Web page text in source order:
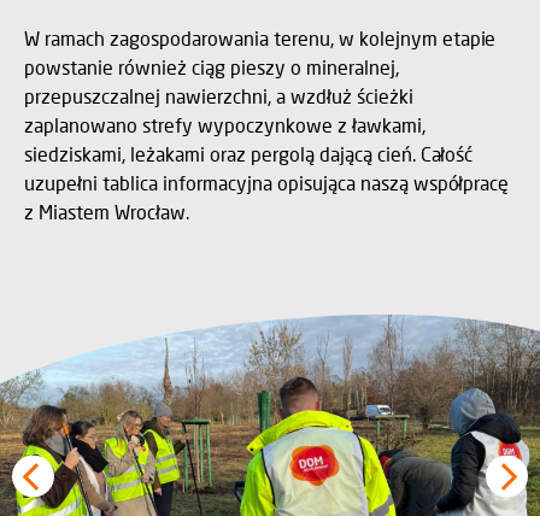
W ramach zagospodarowania terenu, w kolejnym etapie
powstanie również ciąg pieszy o mineralnej,
przepuszczalnej nawierzchni, a wzdłuż ścieżki
zaplanowano strefy wypoczynkowe z ławkami,
siedziskami, leżakami oraz pergolą dającą cień. Całość
uzupełni tablica informacyjna opisująca naszą współpracę
z Miastem Wrocław.